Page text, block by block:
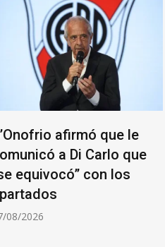
afirmó que le
a Di Carlo que
equivocó” con los
08/2026